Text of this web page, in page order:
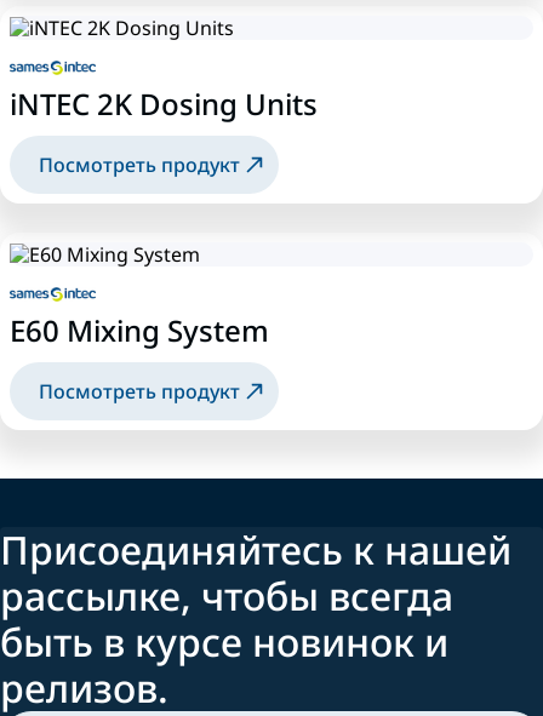
iNTEC 2K Dosing Units
Посмотреть продукт
E60 Mixing System
Посмотреть продукт
Присоединяйтесь к нашей
рассылке, чтобы всегда
быть в курсе новинок и
релизов.